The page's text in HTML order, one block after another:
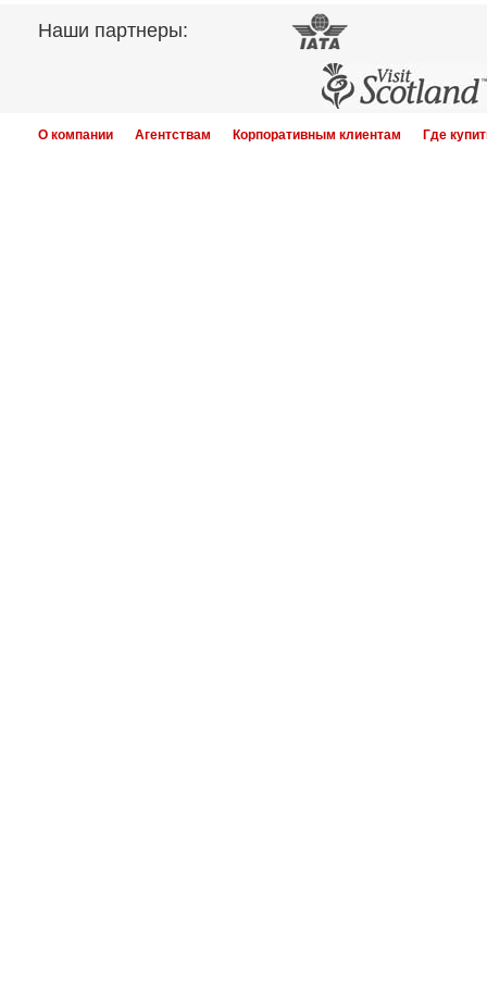
Наши партнеры:
О компании Агентствам Корпоративным клиентам Где